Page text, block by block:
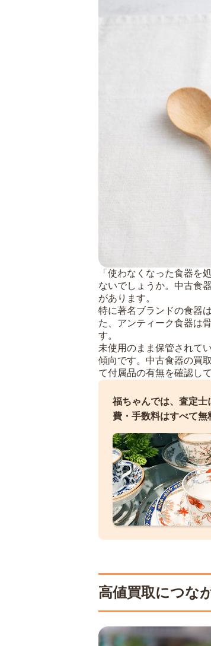
「使わなくなった食器を
ないでしょうか。中古食
があります。
特に著名ブランドの食器
た、アンティーク食器は
す。
未使用のまま保管されて
傾向です。中古食器の買
て付属品の有無を確認し
福ちゃんでは、査定士
費・手数料はすべて無
高値買取につな